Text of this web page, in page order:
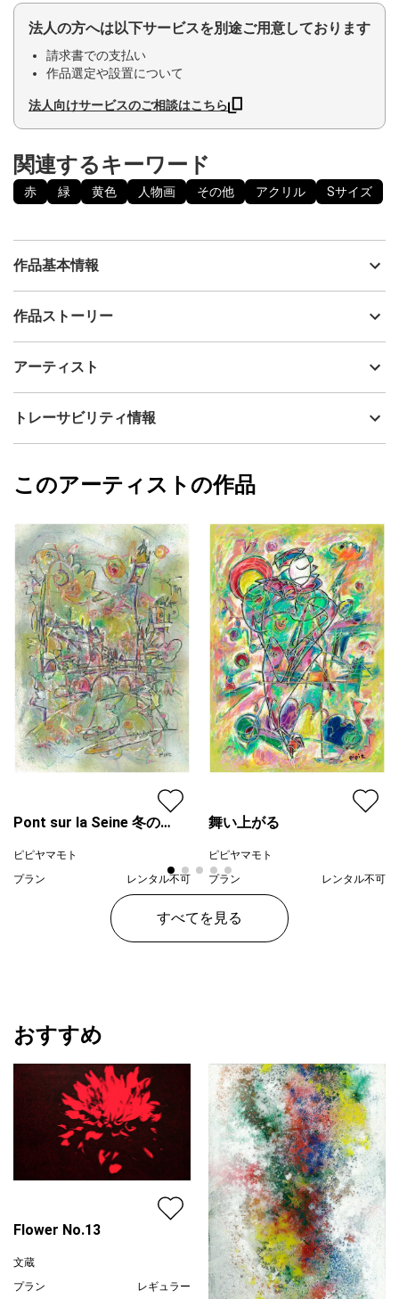
法人の方へは以下サービスを別途ご用意しております
請求書での支払い
作品選定や設置について
法人向けサービスのご相談はこちら
関連するキーワード
赤 緑 黄色 人物画 その他 アクリル Sサイズ
作品基本情報
出品者
制作年
技法
アクリル
カラー
赤
ジャンル
人物画
配送目安
二週間以内
作品ストーリー
がたまらなく好き 」のお言葉を頂きました。私のアートは 形に
な感性がクリエイトします。魂の鼓動のようなものを自分の奥深
くに感じてアートを表現します。見れば見るほど吸い込まれる
う子供の頃の夢が、今、アートの世界で自由に創造し、表現し、
制作することによって叶ったと実感しています。アーティストの
考え、魂の鼓動（パルス）を感じながら創造し、アートに表現し
ています。私は そのパルスから生まれたアートを 「パルスイズ
ム」 と呼んでいます。
アーティスト
ピピヤマモト
フォローする
トレーサビリティ情報
ピピヤマモト
このアーティストの作品
Pont sur la Seine 冬の
ピピヤマモト
プラン
レンタル不可
¥ 35,000
舞い上がる
ピピヤマモト
プラン
レンタル不可
すべてを見る
おすすめ
Flower No.13
文蔵
プラン
レギュラー